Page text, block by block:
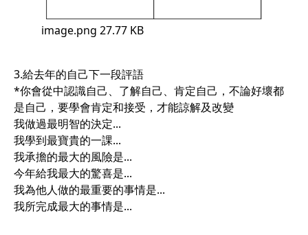
image.png 27.77 KB
3.給去年的自己下一段評語
*你會從中認識自己、了解自己、肯定自己，不論好壞都
是自己，要學會肯定和接受，才能諒解及改變
我做過最明智的決定...
我學到最寶貴的一課...
我承擔的最大的風險是...
今年給我最大的驚喜是...
我為他人做的最重要的事情是...
我所完成最大的事情是...